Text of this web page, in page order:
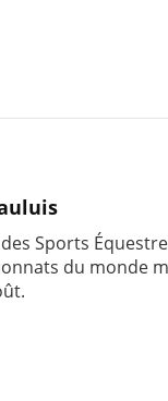
Sports
du monde